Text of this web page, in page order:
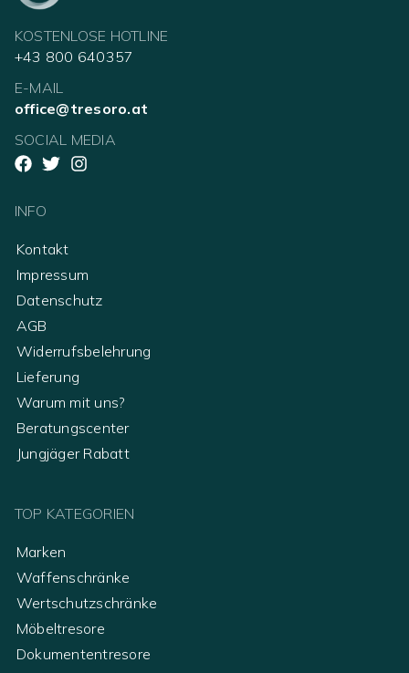
KOSTENLOSE HOTLINE
+43 800 640357
E-MAIL
office@tresoro.at
SOCIAL MEDIA
INFO
Kontakt
Impressum
Datenschutz
AGB
Widerrufsbelehrung
Lieferung
Warum mit uns?
Beratungscenter
Jungjäger Rabatt
TOP KATEGORIEN
Marken
Waffenschränke
Wertschutzschränke
Möbeltresore
Dokumententresore